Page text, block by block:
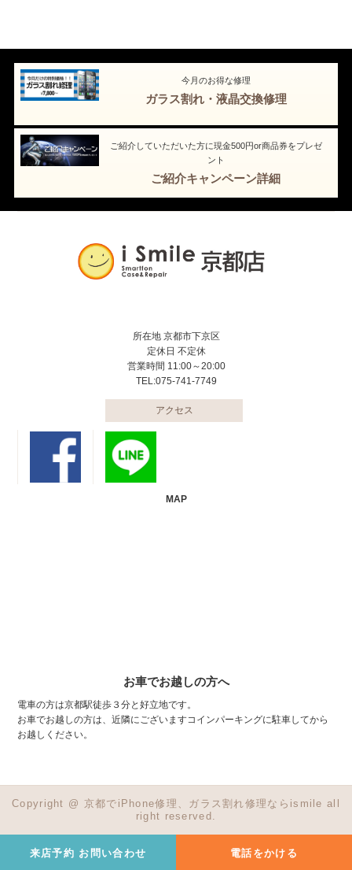
今月のお得な修理
ガラス割れ・液晶交換修理
ご紹介していただいた方に現金500円or商品券をプレゼ
ント
ご紹介キャンペーン詳細
所在地 京都市下京区
定休日 不定休
営業時間 11:00～20:00
TEL:075-741-7749
アクセス
MAP
お車でお越しの方へ
電車の方は京都駅徒歩３分と好立地です。
お車でお越しの方は、近隣にございますコインパーキングに駐車してから
お越しください。
Copyright @ 京都でiPhone修理、ガラス割れ修理ならismile all
right reserved.
来店予約 お問い合わせ 電話をかける